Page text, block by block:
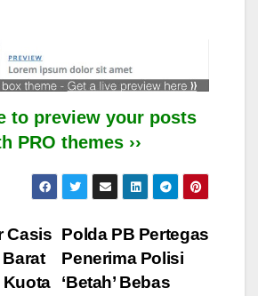
to preview your posts
PRO themes ››
Polda PB Pertegas
Penerima Polisi
‘Betah’ Bebas
Casis
Kuota